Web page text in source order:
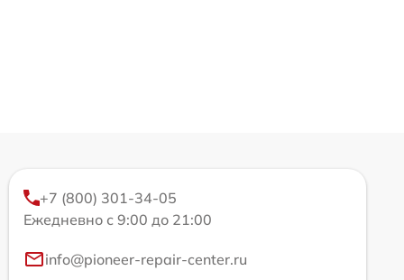
+7 (800) 301-34-05
Ежедневно с 9:00 до 21:00
info@pioneer-repair-center.ru